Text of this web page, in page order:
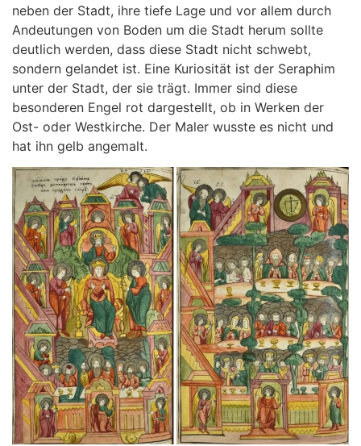
neben der Stadt, ihre tiefe Lage und vor allem durch
Andeutungen von Boden um die Stadt herum sollte
deutlich werden, dass diese Stadt nicht schwebt,
sondern gelandet ist. Eine Kuriosität ist der Seraphim
unter der Stadt, der sie trägt. Immer sind diese
besonderen Engel rot dargestellt, ob in Werken der
Ost- oder Westkirche. Der Maler wusste es nicht und
hat ihn gelb angemalt.